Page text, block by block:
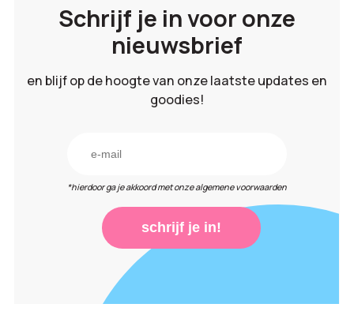
Schrijf je in voor onze
nieuwsbrief
en blijf op de hoogte van onze laatste updates en
goodies!
*hierdoor ga je akkoord met onze algemene voorwaarden
schrijf je in!